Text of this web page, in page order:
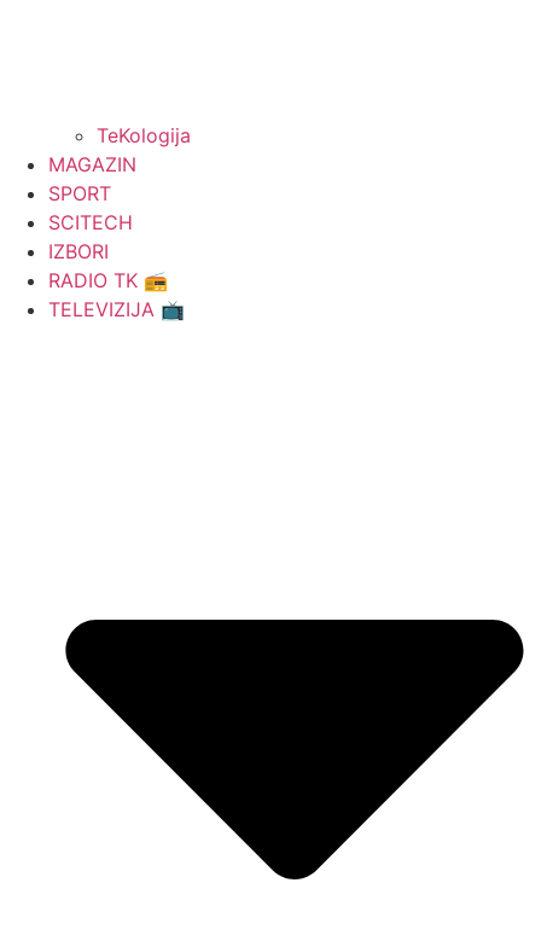
TeKologija
MAGAZIN
SPORT
SCITECH
IZBORI
RADIO TK 📻
TELEVIZIJA 📺